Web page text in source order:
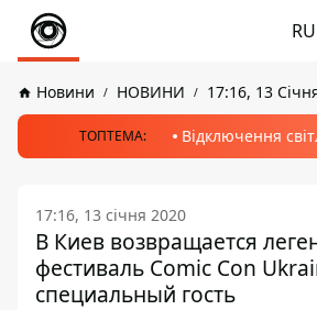
RU
Новини НОВИНИ 17:16, 13
ТОПТЕМА: Відключення
17:16, 13 січня 2020
В Киев возвращается
фестиваль Comic Con
специальный гость